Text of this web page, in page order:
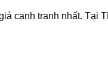
cạnh tranh nhất. Tại